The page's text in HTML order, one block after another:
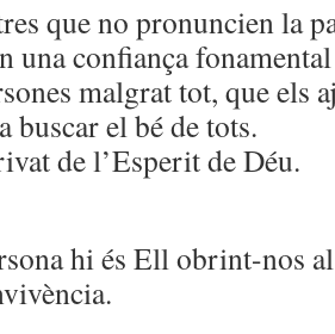
que no pronuncien la
una confiança
malgrat tot, que els
buscar el bé de tots.
de l’Esperit de Déu.
hi és Ell obrint-nos